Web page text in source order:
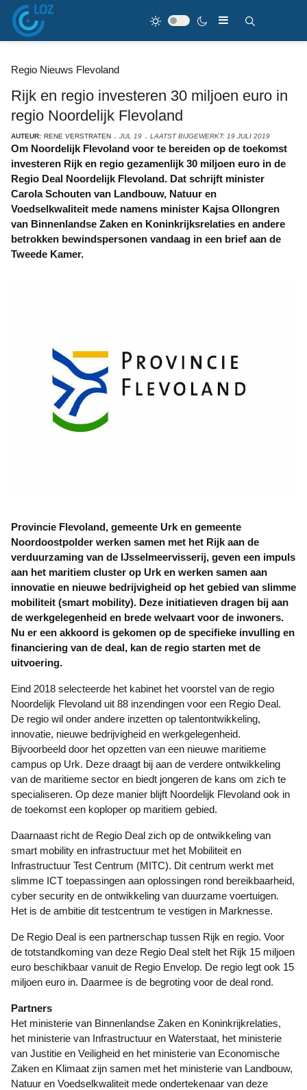
Regio Nieuws Flevoland
Rijk en regio investeren 30 miljoen euro in
regio Noordelijk Flevoland
AUTEUR: RENE VERSTRATEN JUL 19 LAATST BIJGEWERKT: 19 JULI 2019
Om Noordelijk Flevoland voor te bereiden op de toekomst
investeren Rijk en regio gezamenlijk 30 miljoen euro in de
Regio Deal Noordelijk Flevoland. Dat schrijft minister
Carola Schouten van Landbouw, Natuur en
Voedselkwaliteit mede namens minister Kajsa Ollongren
van Binnenlandse Zaken en Koninkrijksrelaties en andere
betrokken bewindspersonen vandaag in een brief aan de
Tweede Kamer.
Provincie Flevoland, gemeente Urk en gemeente
Noordoostpolder werken samen met het Rijk aan de
verduurzaming van de IJsselmeervisserij, geven een impuls
aan het maritiem cluster op Urk en werken samen aan
innovatie en nieuwe bedrijvigheid op het gebied van slimme
mobiliteit (smart mobility). Deze initiatieven dragen bij aan
de werkgelegenheid en brede welvaart voor de inwoners.
Nu er een akkoord is gekomen op de specifieke invulling en
financiering van de deal, kan de regio starten met de
uitvoering.
Eind 2018 selecteerde het kabinet het voorstel van de regio
Noordelijk Flevoland uit 88 inzendingen voor een Regio Deal.
De regio wil onder andere inzetten op talentontwikkeling,
innovatie, nieuwe bedrijvigheid en werkgelegenheid.
Bijvoorbeeld door het opzetten van een nieuwe maritieme
campus op Urk. Deze draagt bij aan de verdere ontwikkeling
van de maritieme sector en biedt jongeren de kans om zich te
specialiseren. Op deze manier blijft Noordelijk Flevoland ook in
de toekomst een koploper op maritiem gebied.
Daarnaast richt de Regio Deal zich op de ontwikkeling van
smart mobility en infrastructuur met het Mobiliteit en
Infrastructuur Test Centrum (MITC). Dit centrum werkt met
slimme ICT toepassingen aan oplossingen rond bereikbaarheid,
cyber security en de ontwikkeling van duurzame voertuigen.
Het is de ambitie dit testcentrum te vestigen in Marknesse.
De Regio Deal is een partnerschap tussen Rijk en regio. Voor
de totstandkoming van deze Regio Deal stelt het Rijk 15 miljoen
euro beschikbaar vanuit de Regio Envelop. De regio legt ook 15
miljoen euro in. Daarmee is de begroting voor de deal rond.
Partners
Het ministerie van Binnenlandse Zaken en Koninkrijkrelaties,
het ministerie van Infrastructuur en Waterstaat, het ministerie
van Justitie en Veiligheid en het ministerie van Economische
Zaken en Klimaat zijn samen met het ministerie van Landbouw,
Natuur en Voedselkwaliteit mede ondertekenaar van deze